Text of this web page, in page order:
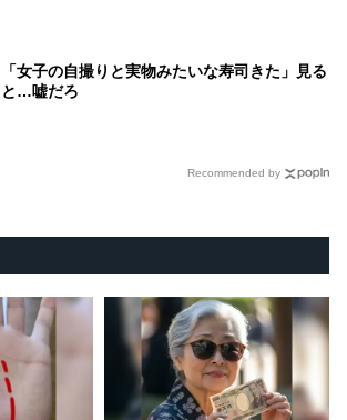
「女子の自撮りと実物みたいな寿司きた」見る
と…嘘だろ
Recommended by